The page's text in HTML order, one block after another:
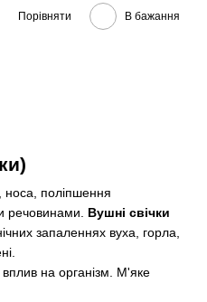
Порівняти В бажання
носа, поліпшення
речовинами. Вушні свічки
запаленнях вуха, горла,
на організм. М'яке